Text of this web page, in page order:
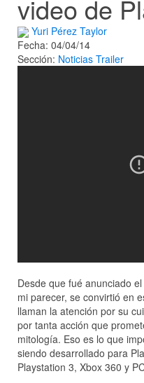
video de
Yuri Pérez Taylor
Fecha: 04/04/14
Sección: Noticias Trailer
Desde que fué anunciado
mi parecer, se convirtió en
llaman la atención por su
por tanta acción que
mitología. Eso es lo que
siendo desarrollado para
Playstation 3, Xbox 360 y